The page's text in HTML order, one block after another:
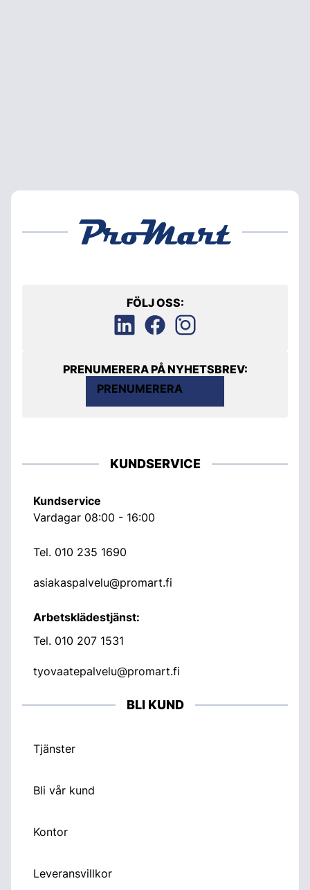
FÖLJ OSS:
PRENUMERERA PÅ NYHETSBREV:
PRENUMERERA
KUNDSERVICE
Kundservice
Vardagar 08:00 - 16:00
Tel. 010 235 1690
asiakaspalvelu@promart.fi
Arbetsklädestjänst:
Tel. 010 207 1531
tyovaatepalvelu@promart.fi
BLI KUND
Tjänster
Bli vår kund
Kontor
Leveransvillkor